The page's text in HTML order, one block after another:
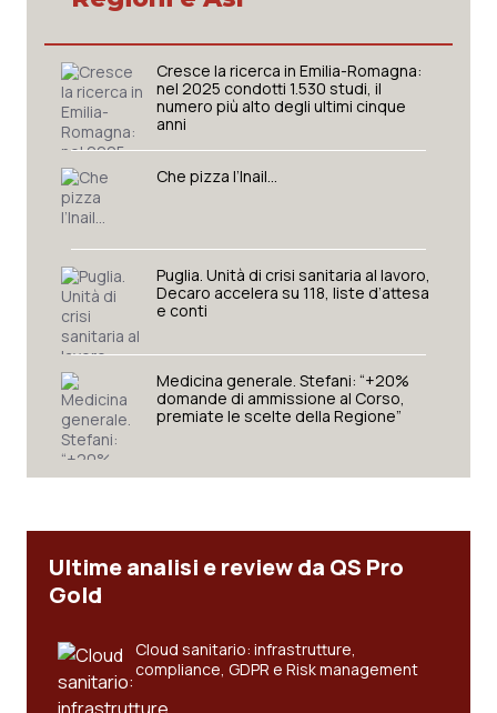
Veneto
Oncoematologia
Oncologia & Nutrizione
Psoriasi & pelle
Quotidiano Chirurgia
Quotidiano Oncologia
Quotidiano Pediatria
Rene & patologie urogenitali
Sangue & coagulazione
Tiroide
Tumore al seno
Cresce la ricerca in Emilia-Romagna:
nel 2025 condotti 1.530 studi, il
numero più alto degli ultimi cinque
anni
Che pizza l’Inail…
Puglia. Unità di crisi sanitaria al lavoro,
Decaro accelera su 118, liste d’attesa
e conti
Medicina generale. Stefani: “+20%
domande di ammissione al Corso,
premiate le scelte della Regione”
Ultime analisi e review da QS Pro
Gold
Cloud sanitario: infrastrutture,
compliance, GDPR e Risk management